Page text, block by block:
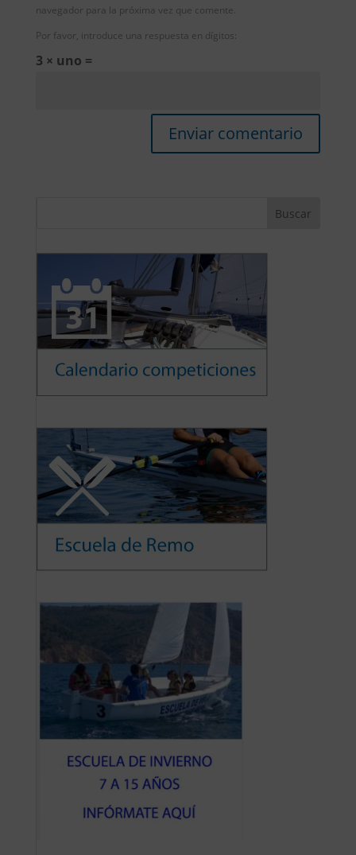
navegador para la próxima vez que comente.
Por favor, introduce una respuesta en dígitos:
3 × uno =